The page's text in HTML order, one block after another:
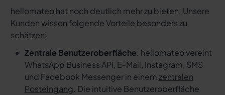
hellomateo hat noch deutlich mehr zu bieten. Unsere
Kunden wissen folgende Vorteile besonders zu
schätzen:
Zentrale Benutzeroberfläche: hellomateo vereint
WhatsApp Business API, E-Mail, Instagram, SMS
und Facebook Messenger in einem zentralen
Posteingang. Die intuitive Benutzeroberfläche